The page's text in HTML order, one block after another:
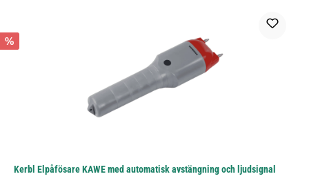
%
Kerbl Elpåfösare KAWE med automatisk avstängning och ljudsignal